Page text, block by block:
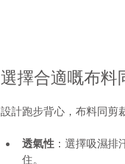
選擇合適嘅布料
設計跑步背心，布料同剪
透氣性 ：選擇吸濕
住。